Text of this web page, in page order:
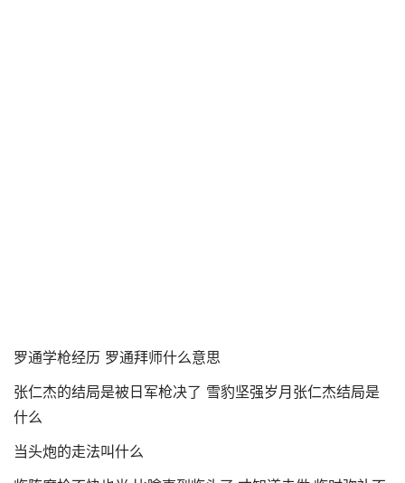
罗通学枪经历 罗通拜师什么意思
张仁杰的结局是被日军枪决了 雪豹坚强岁月张仁杰结局是
什么
当头炮的走法叫什么